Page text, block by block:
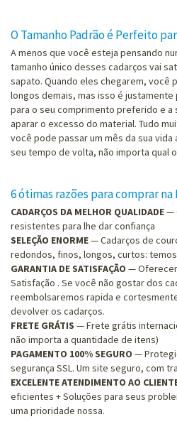
O Tamanho Padrão é Perfeito
A menos que você esteja pensando
tamanho único desses cadarços vai
sapato. Quando eles chegarem, você
longos demais, mas isso é
para o seu comprimento preferido e a
aparar o excesso do material. Tudo
você pode passar um mês da sua vida
seu tempo de volta, não importa qual
6 ótimas razões para comprar
CADARÇOS DA MELHOR QUALIDADE—
resistentes para lhe dar confiança
SELEÇÃO ENORME— Cadarços de
redondos, finos, longos, curtos:
GARANTIA DE SATISFAÇÃO —
Satisfação . Se você não gostar dos
reembolsaremos rapida e
devolver os cadarços.
FRETE GRÁTIS — Frete grátis
não importa a quantidade de itens)
PAGAMENTO 100% SEGURO —
segurança SSL. Um site seguro, com
EXCELENTE ATENDIMENTO AO
eficientes + Soluções para seus
uma prioridade nossa.